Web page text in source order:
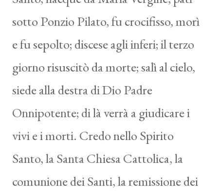
sotto Ponzio Pilato, fu crocifisso, morì
e fu sepolto; discese agli inferi; il terzo
giorno risuscitò da morte; salì al cielo,
siede alla destra di Dio Padre
Onnipotente; di là verrà a giudicare i
vivi e i morti. Credo nello Spirito
Santo, la Santa Chiesa Cattolica, la
comunione dei Santi, la remissione dei